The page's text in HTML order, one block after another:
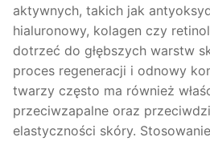
aktywnych, takich jak
hialuronowy, kolagen czy
dotrzeć do głębszych warstw
proces regeneracji i odnowy
twarzy często ma również
przeciwzapalne oraz
elastyczności skóry.